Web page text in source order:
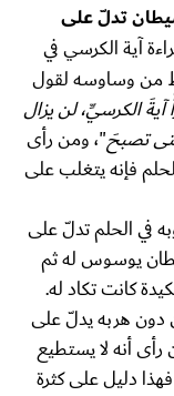
تدلّ على
آية الكرسي في
من وساوسه لقول
الكرسيِّ، لن يزال
تصبحَ"، ومن رأى
فإنه يتغلب على
في الحلم تدلّ على
يوسوس له ثم
كانت تكاد له.
دون هربه يدلّ على
أنه لا يستطيع
دليل على كثرة